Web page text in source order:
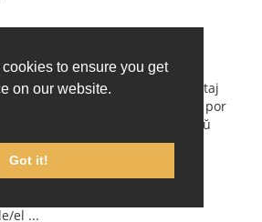
to ensure you get
on our website.
Got it!
de substantivoj, per sufiksoj listataj
personon havas la finaĵon
por
por indiki virojn, kaj ankaŭ
el ...